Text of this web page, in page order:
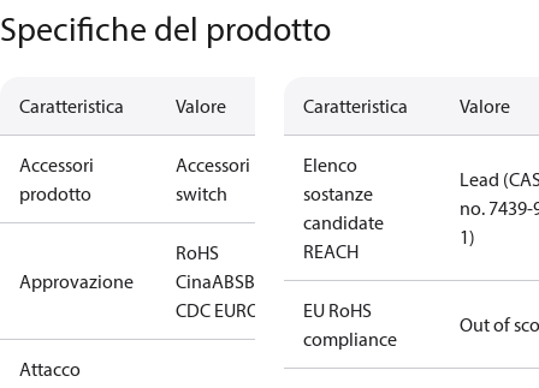
Specifiche del prodotto
Caratteristica Valore
Accessori
prodotto
Accessori
switch
Approvazione
RoHS
CinaABSBV CCCCCSCECMIMDNVEACGLKRS
CDC EURO-TYSKLR LVDNKK
Attacco
Caratteristica Valore
Elenco
sostanze
candidate
REACH
Lead
no. 7439-
1)
EU RoHS
compliance
Out of